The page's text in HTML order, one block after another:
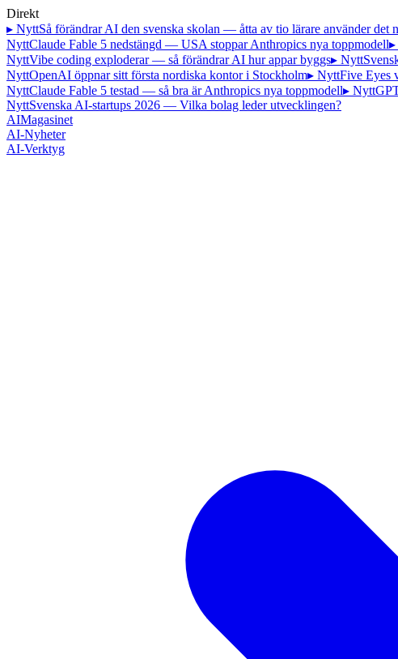
Direkt
▸ NyttSå förändrar AI den svenska skolan — åtta av tio lärare använder det
NyttClaude Fable 5 nedstängd — USA stoppar Anthropics nya toppmodell
NyttVibe coding exploderar — så förändrar AI hur appar byggs▸ Nytt
NyttOpenAI öppnar sitt första nordiska kontor i Stockholm▸ NyttFive Eyes
NyttClaude Fable 5 testad — så bra är Anthropics nya toppmodell▸ Nytt
NyttSvenska AI-startups 2026 — Vilka bolag leder utvecklingen?
AIMagasinet
AI-Nyheter
AI-Verktyg